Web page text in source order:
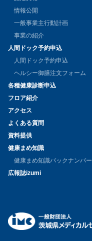
情報公開
一般事業主行動計画
事業の紹介
人間ドック予約申込
人間ドック予約申込
ヘルシー御膳注文フォーム
各種健康診断申込
フロア紹介
アクセス
よくある質問
資料提供
健康まめ知識
健康まめ知識バックナンバー
広報誌izumi